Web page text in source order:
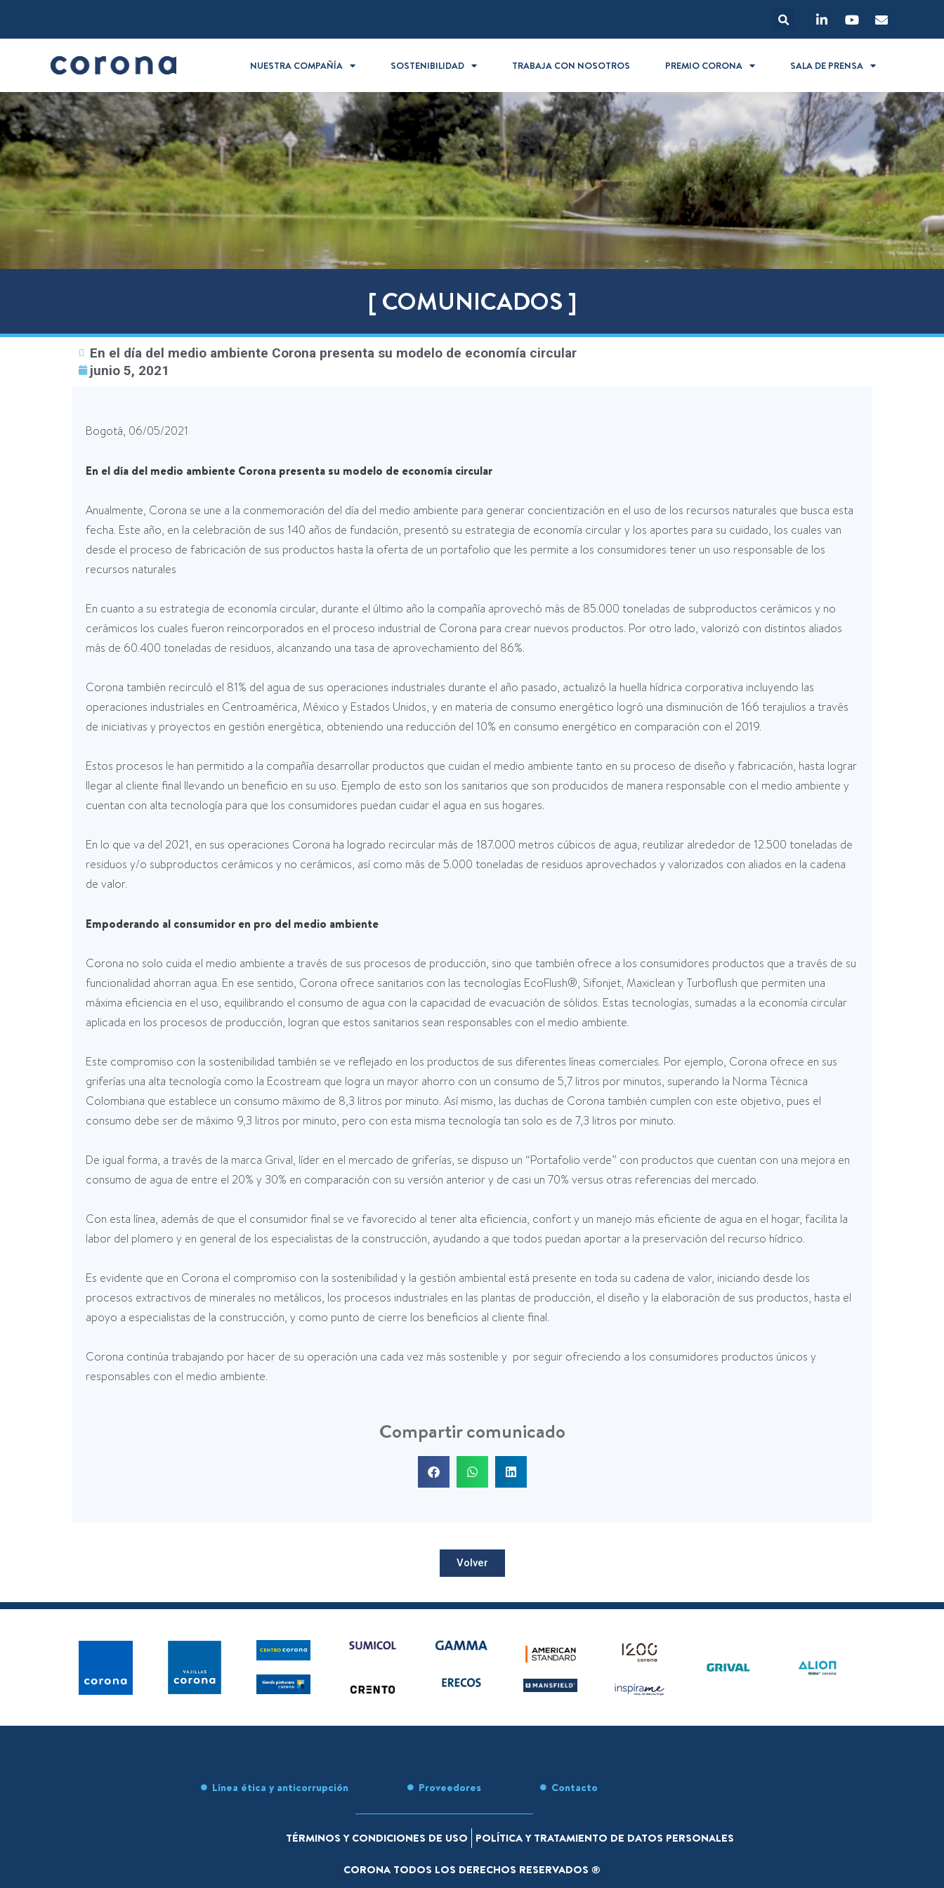
NUESTRA COMPAÑÍA SOSTENIBILIDAD TRABAJA CON NOSOTROS PREMIO CORONA SALA DE PRENSA
[ COMUNICADOS ]
En el día del medio ambiente Corona presenta su modelo de economía circular
junio 5, 2021
Bogotá, 06/05/2021
En el día del medio ambiente Corona presenta su modelo de economía circular
Anualmente, Corona se une a la conmemoración del día del medio ambiente para generar concientización en el uso de los recursos naturales que busca esta
fecha. Este año, en la celebración de sus 140 años de fundación, presentó su estrategia de economía circular y los aportes para su cuidado, los cuales van
desde el proceso de fabricación de sus productos hasta la oferta de un portafolio que les permite a los consumidores tener un uso responsable de los
recursos naturales
En cuanto a su estrategia de economía circular, durante el último año la compañía aprovechó más de 85.000 toneladas de subproductos cerámicos y no
cerámicos los cuales fueron reincorporados en el proceso industrial de Corona para crear nuevos productos. Por otro lado, valorizó con distintos aliados
más de 60.400 toneladas de residuos, alcanzando una tasa de aprovechamiento del 86%.
Corona también recirculó el 81% del agua de sus operaciones industriales durante el año pasado, actualizó la huella hídrica corporativa incluyendo las
operaciones industriales en Centroamérica, México y Estados Unidos, y en materia de consumo energético logró una disminución de 166 terajulios a través
de iniciativas y proyectos en gestión energética, obteniendo una reducción del 10% en consumo energético en comparación con el 2019.
Estos procesos le han permitido a la compañía desarrollar productos que cuidan el medio ambiente tanto en su proceso de diseño y fabricación, hasta lograr
llegar al cliente final llevando un beneficio en su uso. Ejemplo de esto son los sanitarios que son producidos de manera responsable con el medio ambiente y
cuentan con alta tecnología para que los consumidores puedan cuidar el agua en sus hogares.
En lo que va del 2021, en sus operaciones Corona ha logrado recircular más de 187.000 metros cúbicos de agua, reutilizar alrededor de 12.500 toneladas de
residuos y/o subproductos cerámicos y no cerámicos, así como más de 5.000 toneladas de residuos aprovechados y valorizados con aliados en la cadena
de valor.
Empoderando al consumidor en pro del medio ambiente
Corona no solo cuida el medio ambiente a través de sus procesos de producción, sino que también ofrece a los consumidores productos que a través de su
funcionalidad ahorran agua. En ese sentido, Corona ofrece sanitarios con las tecnologías EcoFlush®, Sifonjet, Maxiclean y Turboflush que permiten una
máxima eficiencia en el uso, equilibrando el consumo de agua con la capacidad de evacuación de sólidos. Estas tecnologías, sumadas a la economía circular
aplicada en los procesos de producción, logran que estos sanitarios sean responsables con el medio ambiente.
Este compromiso con la sostenibilidad también se ve reflejado en los productos de sus diferentes líneas comerciales. Por ejemplo, Corona ofrece en sus
griferías una alta tecnología como la Ecostream que logra un mayor ahorro con un consumo de 5,7 litros por minutos, superando la Norma Técnica
Colombiana que establece un consumo máximo de 8,3 litros por minuto. Así mismo, las duchas de Corona también cumplen con este objetivo, pues el
consumo debe ser de máximo 9,3 litros por minuto, pero con esta misma tecnología tan solo es de 7,3 litros por minuto.
De igual forma, a través de la marca Grival, líder en el mercado de griferías, se dispuso un “Portafolio verde” con productos que cuentan con una mejora en
consumo de agua de entre el 20% y 30% en comparación con su versión anterior y de casi un 70% versus otras referencias del mercado.
Con esta línea, además de que el consumidor final se ve favorecido al tener alta eficiencia, confort y un manejo más eficiente de agua en el hogar, facilita la
labor del plomero y en general de los especialistas de la construcción, ayudando a que todos puedan aportar a la preservación del recurso hídrico.
Es evidente que en Corona el compromiso con la sostenibilidad y la gestión ambiental está presente en toda su cadena de valor, iniciando desde los
procesos extractivos de minerales no metálicos, los procesos industriales en las plantas de producción, el diseño y la elaboración de sus productos, hasta el
apoyo a especialistas de la construcción, y como punto de cierre los beneficios al cliente final.
Corona continúa trabajando por hacer de su operación una cada vez más sostenible y por seguir ofreciendo a los consumidores productos únicos y
responsables con el medio ambiente.
Compartir comunicado
Volver
Línea ética y anticorrupción Proveedores Contacto
TÉRMINOS Y CONDICIONES DE USO POLÍTICA Y TRATAMIENTO DE DATOS PERSONALES
CORONA TODOS LOS DERECHOS RESERVADOS ®